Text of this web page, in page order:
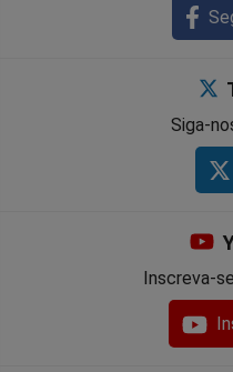
Siga-
Inscreva-